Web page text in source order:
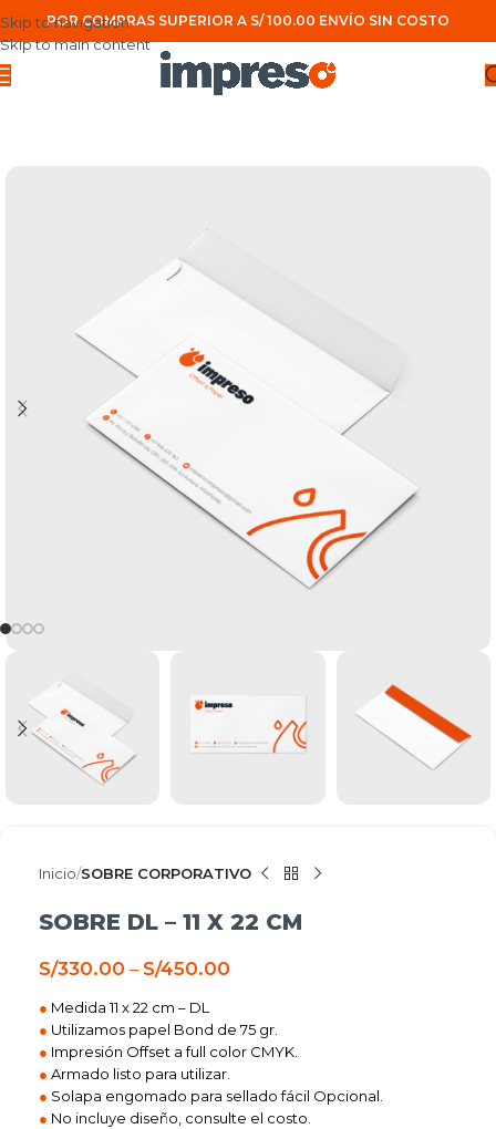
Skip to navigation
Skip to main content
POR COMPRAS SUPERIOR A S/ 100.00 ENVÍO SIN COSTO
Inicio SOBRE CORPORATIVO
SOBRE DL – 11 X 22 CM
S/330.00 – S/450.00
● Medida 11 x 22 cm – DL
● Utilizamos papel Bond de 75 gr.
● Impresión Offset a full color CMYK.
● Armado listo para utilizar.
● Solapa engomado para sellado fácil Opcional.
● No incluye diseño, consulte el costo.